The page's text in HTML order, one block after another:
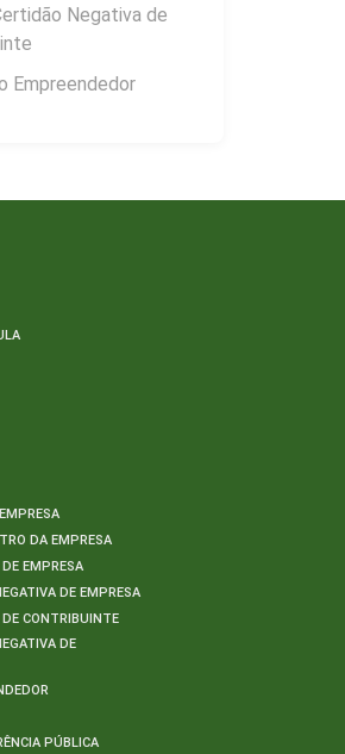
Negativa de
Empreendedor
DA EMPRESA
EMPRESA
DE EMPRESA
CONTRIBUINTE
DE
PÚBLICA